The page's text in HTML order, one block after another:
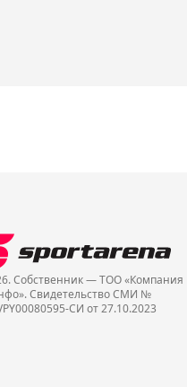
Собственник — ТОО «Компания
Cвидетельство СМИ №
СИ от 27.10.2023